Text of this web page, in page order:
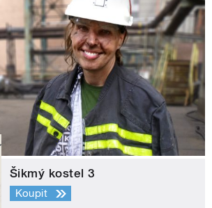
Šikmý kostel 3
Koupit